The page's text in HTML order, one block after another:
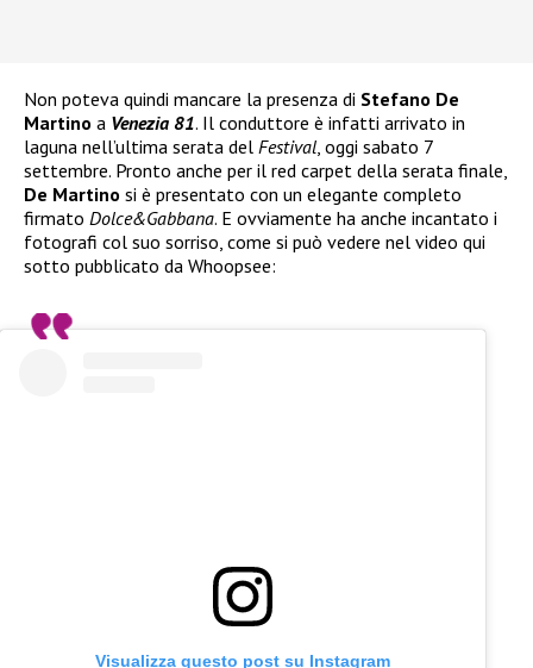
Non poteva quindi mancare la presenza di Stefano De
Martino a Venezia 81. Il conduttore è infatti arrivato in
laguna nell’ultima serata del Festival, oggi sabato 7
settembre. Pronto anche per il red carpet della serata finale,
De Martino si è presentato con un elegante completo
firmato Dolce&Gabbana. E ovviamente ha anche incantato i
fotografi col suo sorriso, come si può vedere nel video qui
sotto pubblicato da Whoopsee:
Visualizza questo post su Instagram